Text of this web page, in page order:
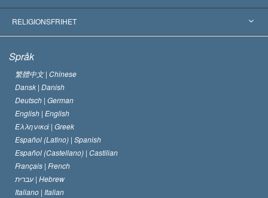
Viktiga domstolsutslag
Världens främsta experter
L. Ron Hubbard
Scientology-kyrkans trosbekännelse
En scientologs kodex
David Miscavige
RELIGIONSFRIHET
Internationella normer för mänskliga rättigheter
Kungörelse om religion
Språk
繁體中文 | Chinese
Dansk | Danish
Deutsch | German
English | English
Ελληνικά | Greek
Español (Latino) | Spanish
Español (Castellano) | Castilian
Français | French
עברית | Hebrew
Italiano | Italian